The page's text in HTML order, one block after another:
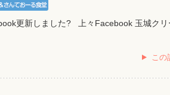
更新しました? 上々Facebook 玉城クリ
この